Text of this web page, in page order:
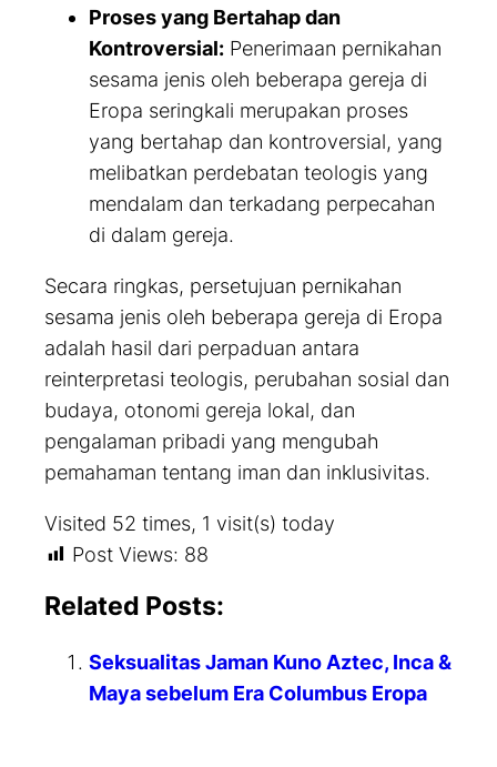
Proses yang Bertahap dan
Kontroversial: Penerimaan pernikahan
sesama jenis oleh beberapa gereja di
Eropa seringkali merupakan proses
yang bertahap dan kontroversial, yang
melibatkan perdebatan teologis yang
mendalam dan terkadang perpecahan
di dalam gereja.
Secara ringkas, persetujuan pernikahan
sesama jenis oleh beberapa gereja di Eropa
adalah hasil dari perpaduan antara
reinterpretasi teologis, perubahan sosial dan
budaya, otonomi gereja lokal, dan
pengalaman pribadi yang mengubah
pemahaman tentang iman dan inklusivitas.
Visited 52 times, 1 visit(s) today
Post Views: 88
Related Posts:
Seksualitas Jaman Kuno Aztec, Inca &
Maya sebelum Era Columbus Eropa